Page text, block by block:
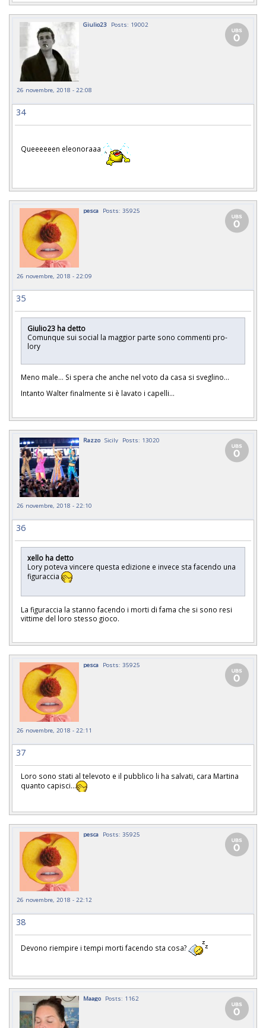
Giulio23 Posts: 19002
26 novembre, 2018 - 22:08
34
Queeeeeen eleonoraaa
pesca Posts: 35925
26 novembre, 2018 - 22:09
35
Giulio23 ha detto
Comunque sui social la maggior parte sono commenti pro-
lory
Meno male... Si spera che anche nel voto da casa si sveglino...
Intanto Walter finalmente si è lavato i capelli...
Razzo Sicily Posts: 13020
26 novembre, 2018 - 22:10
36
xello ha detto
Lory poteva vincere questa edizione e invece sta facendo una
figuraccia
La figuraccia la stanno facendo i morti di fama che si sono resi
vittime del loro stesso gioco.
pesca Posts: 35925
26 novembre, 2018 - 22:11
37
Loro sono stati al televoto e il pubblico li ha salvati, cara Martina
quanto capisci...
pesca Posts: 35925
26 novembre, 2018 - 22:12
38
Devono riempire i tempi morti facendo sta cosa?
Maago Posts: 1162